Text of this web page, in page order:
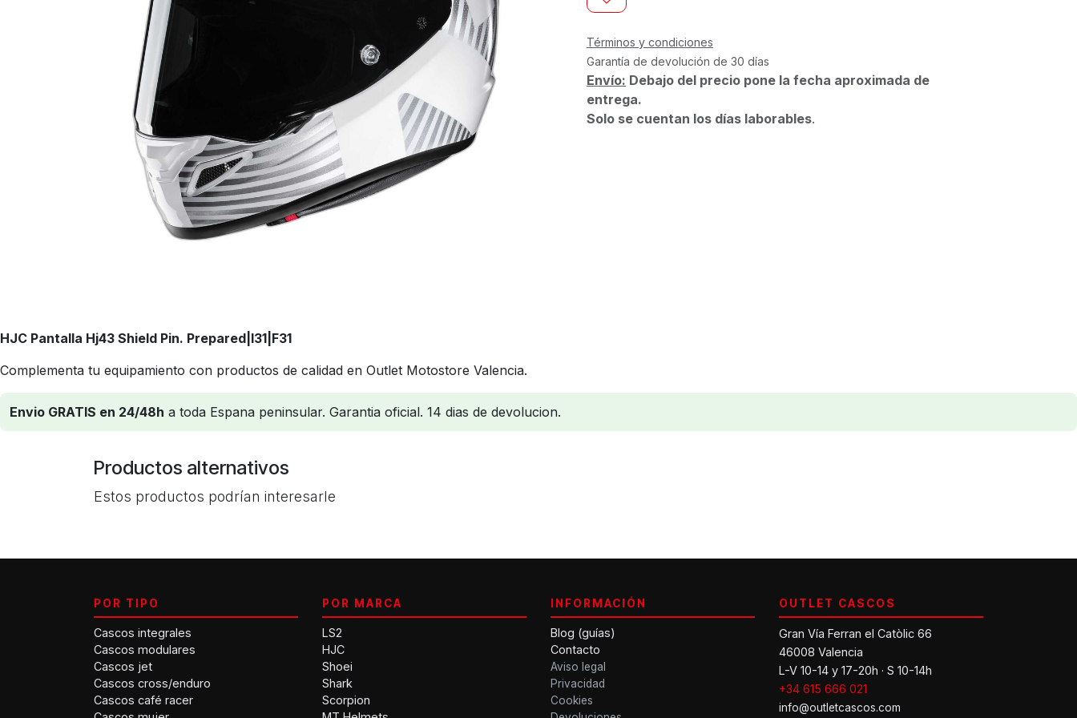
Términos y condiciones
Garantía de devolución de 30 días
Envío: Debajo del precio pone la fecha aproximada de
entrega.
Solo se cuentan los días laborables.
HJC Pantalla Hj43 Shield Pin. Prepared |I31|F31
Complementa tu equipamiento con productos de calidad en Outlet Motostore Valencia.
Envio GRATIS en 24/48h a toda Espana peninsular. Garantia oficial. 14 dias de devolucion.
Productos alternativos
Estos productos podrían interesarle
POR TIPO
Cascos integrales
Cascos modulares
Cascos jet
Cascos cross/enduro
Cascos café racer
POR MARCA
LS2
HJC
Shoei
Shark
Scorpion
INFORMACIÓN
Blog (guías)
Contacto
Aviso legal
Privacidad
Cookies
OUTLET CASCOS
Gran Vía Ferran el Catòlic 66
46008 Valencia
L-V 10-14 y 17-20h · S 10-14h
+34 615 666 021
info@outletcascos.com